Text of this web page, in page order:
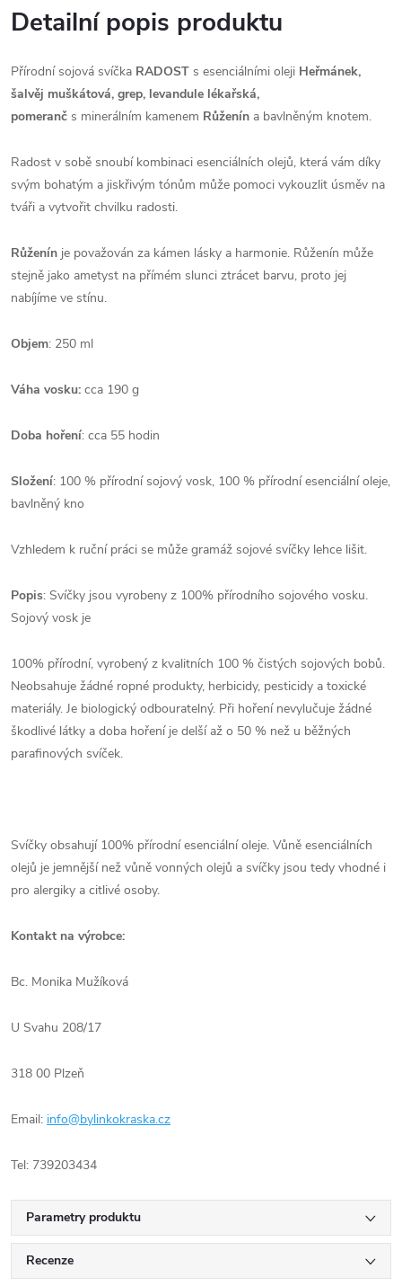
Detailní popis produktu
Přírodní sojová svíčka RADOST s esenciálními oleji Heřmánek,
šalvěj muškátová, grep, levandule lékařská,
pomeranč s minerálním kamenem Růženín a bavlněným knotem.
Radost v sobě snoubí kombinaci esenciálních olejů, která vám díky
svým bohatým a jiskřivým tónům může pomoci vykouzlit úsměv na
tváři a vytvořit chvilku radosti.
Růženín je považován za kámen lásky a harmonie. Růženín může
stejně jako ametyst na přímém slunci ztrácet barvu, proto jej
nabíjíme ve stínu.
Objem: 250 ml
Váha vosku: cca 190 g
Doba hoření: cca 55 hodin
Složení: 100 % přírodní sojový vosk, 100 % přírodní esenciální oleje,
bavlněný kno
Vzhledem k ruční práci se může gramáž sojové svíčky lehce lišit.
Popis: Svíčky jsou vyrobeny z 100% přírodního sojového vosku.
Sojový vosk je
100% přírodní, vyrobený z kvalitních 100 % čistých sojových bobů.
Neobsahuje žádné ropné produkty, herbicidy, pesticidy a toxické
materiály. Je biologický odbouratelný. Při hoření nevylučuje žádné
škodlivé látky a doba hoření je delší až o 50 % než u běžných
parafinových svíček.
Svíčky obsahují 100% přírodní esenciální oleje. Vůně esenciálních
olejů je jemnější než vůně vonných olejů a svíčky jsou tedy vhodné i
pro alergiky a citlivé osoby.
Kontakt na výrobce:
Bc. Monika Mužíková
U Svahu 208/17
318 00 Plzeň
Email: info@bylinkokraska.cz
Tel: 739203434
Parametry produktu
Recenze